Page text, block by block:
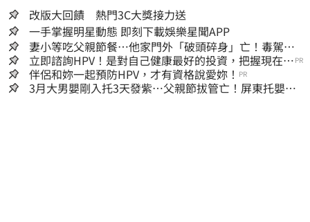
改版大回饋 熱門3C大獎接力送
一手掌握明星動態 即刻下載娛樂星聞APP
妻小等吃父親節餐⋯他家門外「破頭碎身」亡！毒駕男
一路向南撞死人收押
立即諮詢HPV！是對自己健康最好的投資，把握現在不
嫌晚！
PR
伴侶和妳一起預防HPV，才有資格說愛妳！ PR
3月大男嬰剛入托3天發紫…父親節拔管亡！屏東托嬰中